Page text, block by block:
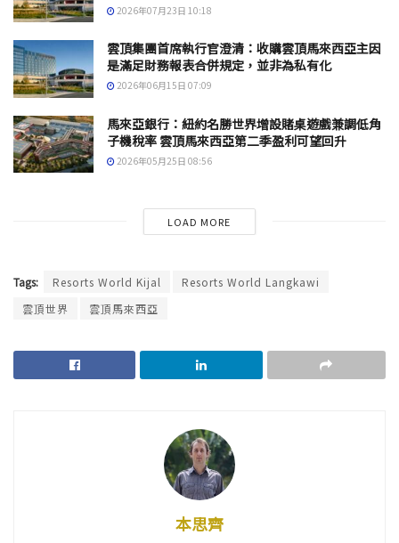
2026年07月23日 10:18
雲頂集團首席執行官澄清：收購雲頂馬來西亞主因
是滿足財務報表合併規定，並非為私有化
2026年06月15日 07:09
馬來亞銀行：紐約名勝世界增設賭桌遊戲兼調低角
子機稅率 雲頂馬來西亞第二季盈利可望回升
2026年05月25日 08:56
LOAD MORE
Tags: Resorts World Kijal
Resorts World Langkawi
雲頂世界
雲頂馬來西亞
本思齊